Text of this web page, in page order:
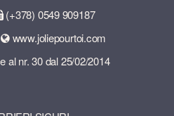
(+378) 0549 909187
www.joliepourtoi.com
al nr. 30 dal 25/02/2014